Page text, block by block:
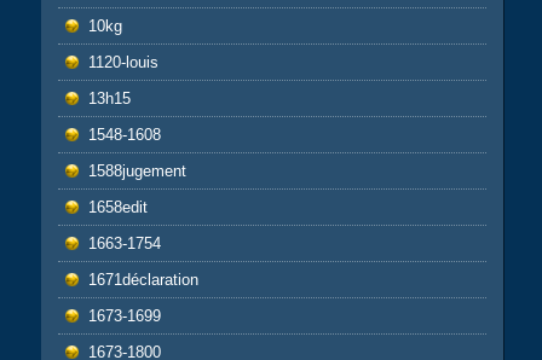
10kg
1120-louis
13h15
1548-1608
1588jugement
1658edit
1663-1754
1671déclaration
1673-1699
1673-1800